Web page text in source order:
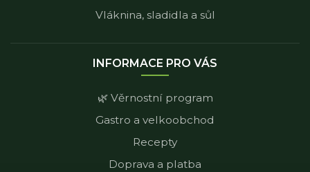
Vláknina, sladidla a sůl
INFORMACE PRO VÁS
🌿 Věrnostní program
Gastro a velkoobchod
Recepty
Doprava a platba